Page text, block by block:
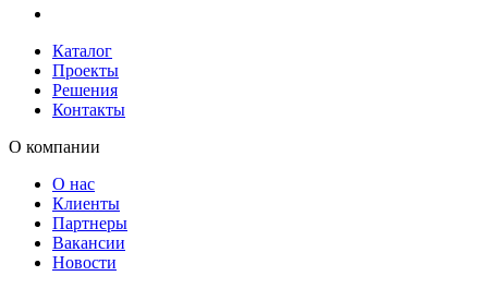
Каталог
Проекты
Решения
Контакты
О компании
О нас
Клиенты
Партнеры
Вакансии
Новости